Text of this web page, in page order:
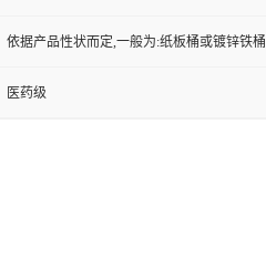
依据产品性状而定,一般为:纸板桶或镀锌铁桶
医药级